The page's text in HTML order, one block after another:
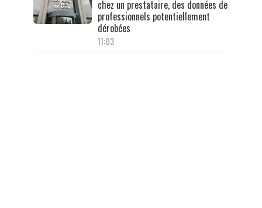
chez un prestataire, des données de
professionnels potentiellement
dérobées
11:03